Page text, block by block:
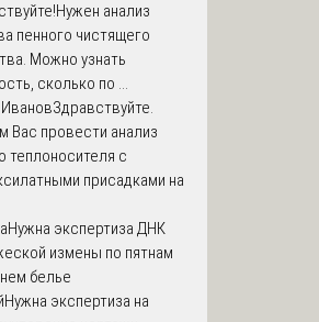
анализ
пенного чистящего
Можно узнать
сколько по ...
Здравствуйте.
Вас провести анализ
теплоносителя с
присадками на
Нужна экспертиза ДНК
измены по пятнам
белье
Нужна экспертиза на